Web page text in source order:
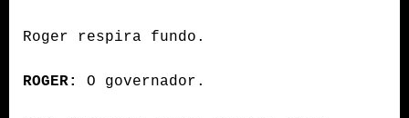
Roger respira fundo.
ROGER: O governador.